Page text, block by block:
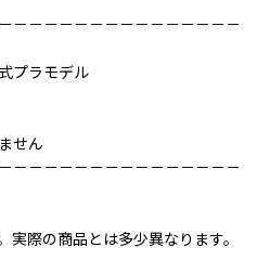
－－－－－－－－－－－－－－－
プラモデル
せん
－－－－－－－－－－－－－－－
際の商品とは多少異なります。